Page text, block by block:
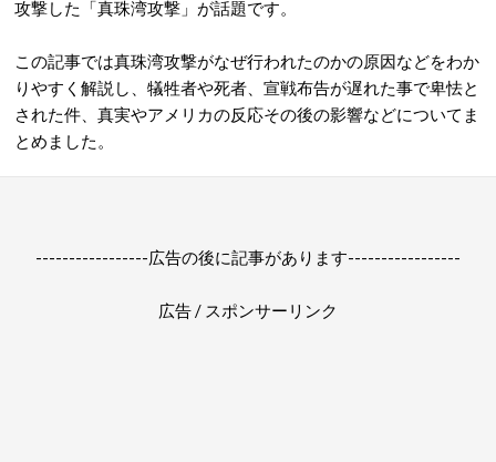
攻撃した「真珠湾攻撃 」が話題です。
この記事では真珠湾攻撃がなぜ行われたのかの原因などをわか
りやすく解説し、犠牲者や死者、宣戦布告が遅れた事で卑怯と
された件、真実やアメリカの反応その後の影響などについてま
とめました。
-----------------広告の後に記事があります-----------------
広告 / スポンサーリンク